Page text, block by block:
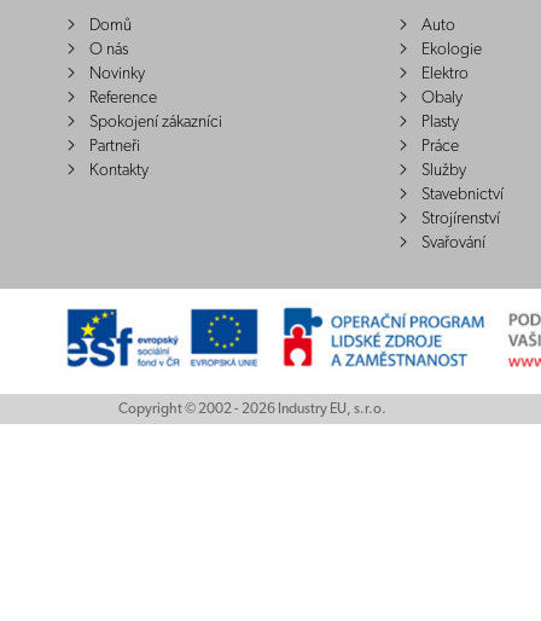
Domů
O nás
Novinky
Reference
Spokojení zákazníci
Partneři
Kontakty
Auto
Ekologie
Elektro
Obaly
Plasty
Práce
Služby
Stavebnictví
Strojírenství
Svařování
Copyright © 2002 - 2026 Industry EU, s.r.o.